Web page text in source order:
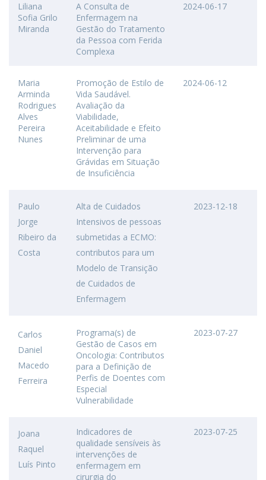
Liliana
Sofia Grilo
Miranda
A Consulta de
Enfermagem na
Gestão do Tratamento
da Pessoa com Ferida
Complexa
2024-06-17
Maria
Arminda
Rodrigues
Alves
Pereira
Nunes
Promoção de Estilo de
Vida Saudável.
Avaliação da
Viabilidade,
Aceitabilidade e Efeito
Preliminar de uma
Intervenção para
Grávidas em Situação
de Insuficiência
2024-06-12
Paulo
Jorge
Ribeiro da
Costa
Alta de Cuidados
Intensivos de pessoas
submetidas a ECMO:
contributos para um
Modelo de Transição
de Cuidados de
Enfermagem
2023-12-18
Carlos
Daniel
Macedo
Ferreira
Programa(s) de
Gestão de Casos em
Oncologia: Contributos
para a Definição de
Perfis de Doentes com
Especial
Vulnerabilidade
2023-07-27
Joana
Raquel
Luís Pinto
Indicadores de
qualidade sensíveis às
intervenções de
enfermagem em
cirurgia do
2023-07-25